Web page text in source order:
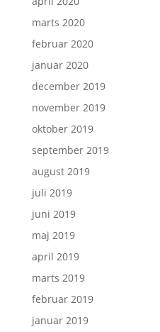
marts 2020
februar 2020
januar 2020
december 2019
november 2019
oktober 2019
september 2019
august 2019
juli 2019
juni 2019
maj 2019
april 2019
marts 2019
februar 2019
januar 2019